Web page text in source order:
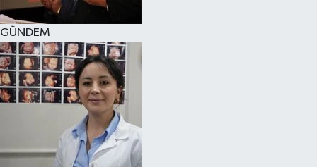
GÜNDEM
Son Dakika Haberleri
Haber Arşivi